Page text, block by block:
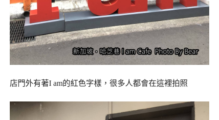
店門外有著I am的紅色字樣，很多人都會在這裡拍照